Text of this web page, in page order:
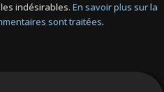
indésirables. En savoir plus sur la
sont traitées.